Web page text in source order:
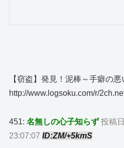
【窃盗】発見！泥棒～手癖の悪
http://www.logsoku.com/r/
451:名無しの心子知らず 投稿
23:07:07ID:ZM/+5kmS